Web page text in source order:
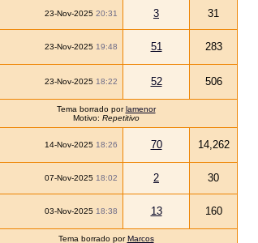
23-Nov-2025 20:31 3 31
23-Nov-2025 19:48 51 283
23-Nov-2025 18:22 52 506
Tema borrado porlamenor
Motivo: Repetitivo
14-Nov-2025 18:26 70 14,262
07-Nov-2025 18:02 2 30
03-Nov-2025 18:38 13 160
Tema borrado porMarcos